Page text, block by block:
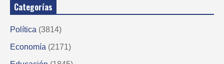
Categorías
Política (3814)
Economía (2171)